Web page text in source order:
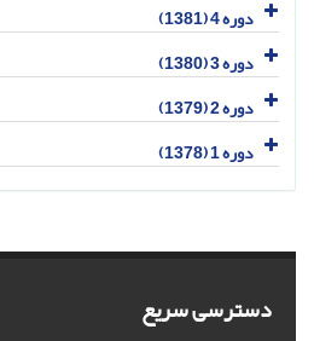
دوره 4 (1381)
دوره 3 (1380)
دوره 2 (1379)
دوره 1 (1378)
دسترسی سریع